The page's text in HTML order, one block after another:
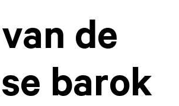
de
barok